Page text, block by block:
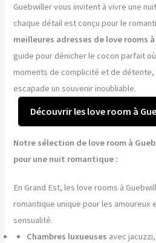
Guebwiller vous invitent à vivre une
chaque détail est conçu pour le
meilleures adresses de love rooms
guide pour dénicher le cocon parfait
moments de complicité et de
escapade un souvenir inoubliable.
Découvrir les love room à
Notre sélection de love room à
pour une nuit romantique :
En Grand Est, les love rooms à
romantique unique pour les amoureux
sensualité.
Chambres luxueuses avec